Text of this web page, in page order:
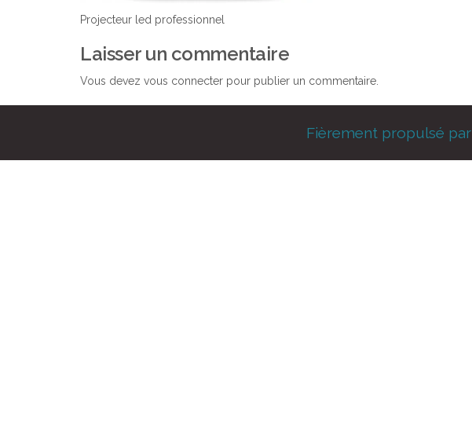
Projecteur led professionnel
Laisser un commentaire
Vous devez vous connecter pour publier un commentaire.
Fièrement propulsé par